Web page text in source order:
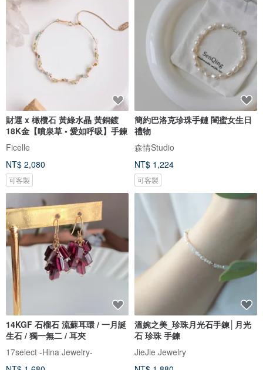
財運 x 橄欖石 黃綠水晶 黃銅鍍
18K金【噴泉草 • 愛如呼吸】手鍊
Ficelle
NT$ 2,080
可客製
簡約巴洛克珍珠手鏈 閨蜜女生日
禮物
森情Studio
NT$ 1,224
可客製
14KGF 石榴石 流蘇耳環 / 一月誕
生石 / 獨一無二 / 耳夾
17select -Hina Jewelry-
溫婉之美_珍珠月光石手鍊│月光
石 珍珠 手鍊
JieJie Jewelry